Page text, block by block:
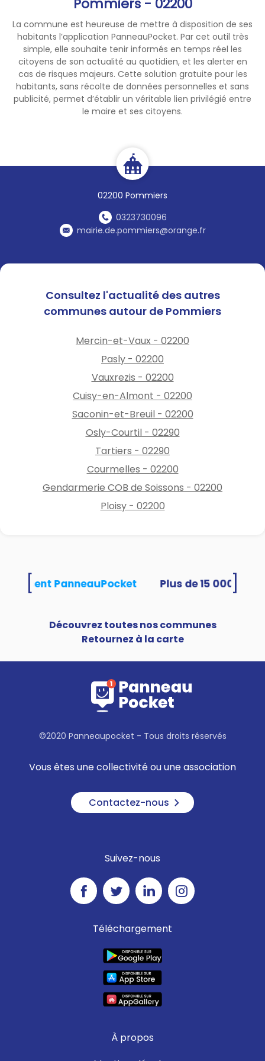
La commune est heureuse de mettre à disposition de ses
habitants l’application PanneauPocket. Par cet outil très
simple, elle souhaite tenir informés en temps réel les
citoyens de son actualité au quotidien, et les alerter en
cas de risques majeurs. Cette solution gratuite pour les
habitants, sans récolte de données personnelles et sans
publicité, permet d’établir un véritable lien privilégié entre
le maire et ses citoyens.
02200 Pommiers
0323730096
mairie.de.pommiers@orange.fr
fluviale avec pilote
- buvette pour vous rafraîchir
avec un grand choix de
glaces pour les petits comme
pour les grands.
- Baby bassin pour les petits
A dimanche !
Consultez l'actualité des autres
communes autour de Pommiers
Mercin-et-Vaux - 02200
Pasly - 02200
Vauxrezis - 02200
Cuisy-en-Almont - 02200
Saconin-et-Breuil - 02200
Osly-Courtil - 02290
Tartiers - 02290
Courmelles - 02200
Gendarmerie COB de Soissons - 02200
Ploisy - 02200
PanneauPocket
Découvrez toutes nos communes
Retournez à la carte
©2020 Panneaupocket - Tous droits réservés
Vous êtes une collectivité ou une association
Contactez-nous
Suivez-nous
Téléchargement
À propos